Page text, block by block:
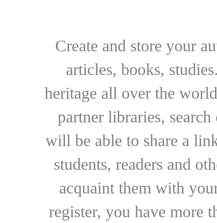
Create and store your
articles, books,
heritage all over the
partner libraries,
will be able to share a
students, readers and
acquaint them with
register, you have more